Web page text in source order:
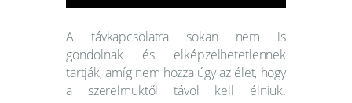
A távkapcsolatra sokan nem is
gondolnak és elképzelhetetlennek
tartják, amíg nem hozza úgy az élet, hogy
a szerelmüktől távol kell élniük.